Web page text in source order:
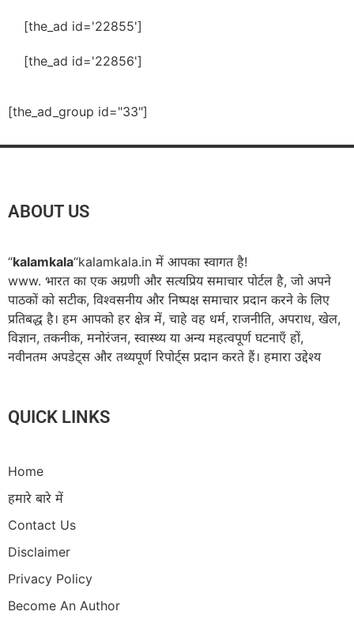
[the_ad id='22855']
[the_ad id='22856']
[the_ad_group id="33"]
ABOUT US
“kalamkala“kalamkala.in में आपका स्वागत है!
www. भारत का एक अग्रणी और सत्यप्रिय समाचार पोर्टल है, जो अपने
पाठकों को सटीक, विश्वसनीय और निष्पक्ष समाचार प्रदान करने के लिए
प्रतिबद्ध है। हम आपको हर क्षेत्र में, चाहे वह धर्म, राजनीति, अपराध, खेल,
विज्ञान, तकनीक, मनोरंजन, स्वास्थ्य या अन्य महत्वपूर्ण घटनाएँ हों,
नवीनतम अपडेट्स और तथ्यपूर्ण रिपोर्ट्स प्रदान करते हैं। हमारा उद्देश्य
QUICK LINKS
Home
हमारे बारे में
Contact Us
Disclaimer
Privacy Policy
Become An Author